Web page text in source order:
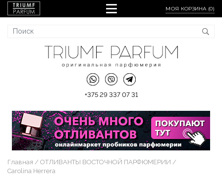
МОЯ КОРЗИНА (0)
+375 29 337 07 31
Главная
ОТЛИВАНТЫ ВОСТОЧНОЙ ПАРФЮМЕРИИ
Carolina Herrera